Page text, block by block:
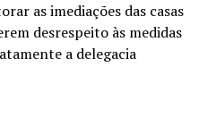
as imediações das casas
desrespeito às medidas
a delegacia